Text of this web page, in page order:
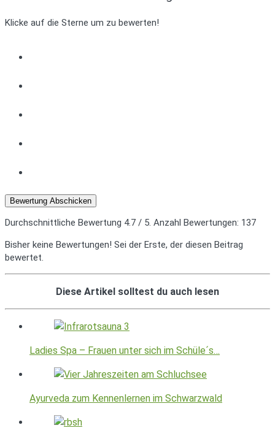
Klicke auf die Sterne um zu bewerten!
Bewertung Abschicken
Durchschnittliche Bewertung 4.7 / 5. Anzahl Bewertungen: 137
Bisher keine Bewertungen! Sei der Erste, der diesen Beitrag
bewertet.
Diese Artikel solltest du auch lesen
Ladies Spa – Frauen unter sich im Schüle´s…
Ayurveda zum Kennenlernen im Schwarzwald